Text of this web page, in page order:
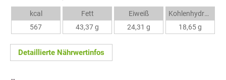
kcal
567
Fett
43,37 g
Eiweiß
24,31 g
Kohlenhydrate
18,65 g
Detaillierte Nährwertinfos